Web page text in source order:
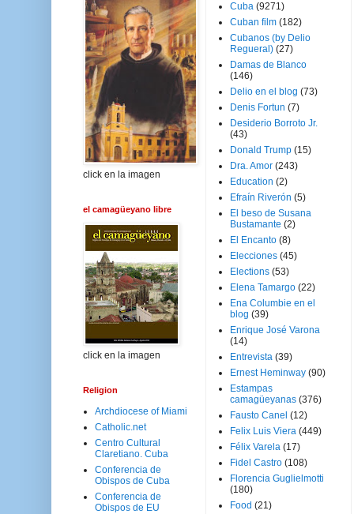
click en la imagen
el camagüeyano libre
click en la imagen
Religion
Archdiocese of Miami
Catholic.net
Centro Cultural
Claretiano. Cuba
Conferencia de
Obispos de Cuba
Conferencia de
Obispos de EU
Cuba (9271)
Cuban film (182)
Cubanos (by Delio
Regueral) (27)
Damas de Blanco
(146)
Delio en el blog (73)
Denis Fortun (7)
Desiderio Borroto Jr.
(43)
Donald Trump (15)
Dra. Amor (243)
Education (2)
Efraín Riverón (5)
El beso de Susana
Bustamante (2)
El Encanto (8)
Elecciones (45)
Elections (53)
Elena Tamargo (22)
Ena Columbie en el
blog (39)
Enrique José Varona
(14)
Entrevista (39)
Ernest Heminway (90)
Estampas
camagüeyanas (376)
Fausto Canel (12)
Felix Luis Viera (449)
Félix Varela (17)
Fidel Castro (108)
Florencia Guglielmotti
(180)
Food (21)